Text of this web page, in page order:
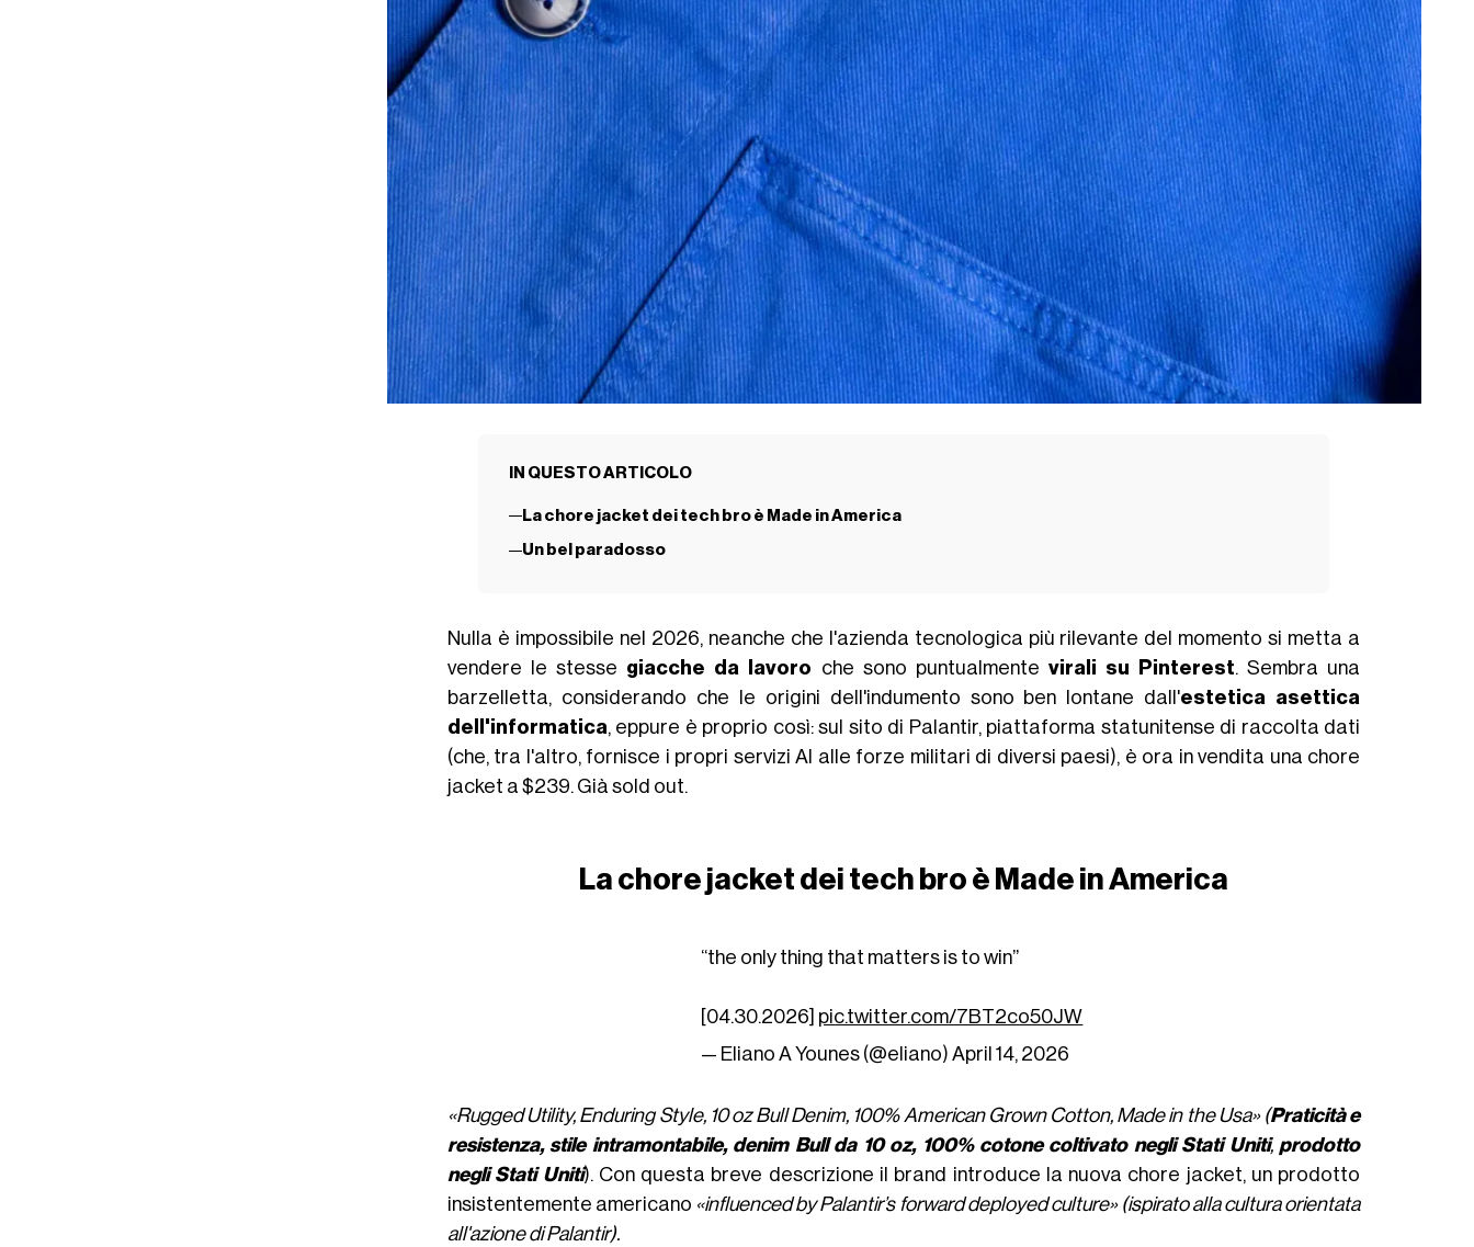
IN QUESTO ARTICOLO
La chore jacket dei tech bro è Made in America
Un bel paradosso
Nulla è impossibile nel 2026, neanche che l'azienda tecnologica più rilevante del momento si metta a
vendere le stesse giacche da lavoro che sono puntualmente virali su Pinterest. Sembra una
barzelletta, considerando che le origini dell'indumento sono ben lontane dall'estetica asettica
dell'informatica, eppure è proprio così: sul sito di Palantir, piattaforma statunitense di raccolta dati
(che, tra l'altro, fornisce i propri servizi AI alle forze militari di diversi paesi), è ora in vendita una chore
jacket a $239. Già sold out.
La chore jacket dei tech bro è Made in America
“the only thing that matters is to win”
[04.30.2026] pic.twitter.com/7BT2co50JW
— Eliano A Younes (@eliano)April 14, 2026
«Rugged Utility, Enduring Style, 10 oz Bull Denim, 100% American Grown Cotton, Made in the Usa» (Praticità e
resistenza, stile intramontabile, denim Bull da 10 oz, 100% cotone coltivato negli Stati Uniti, prodotto
negli Stati Uniti). Con questa breve descrizione il brand introduce la nuova chore jacket, un prodotto
insistentemente americano «influenced by Palantir’s forward deployed culture» (ispirato alla cultura orientata
all'azione di Palantir).